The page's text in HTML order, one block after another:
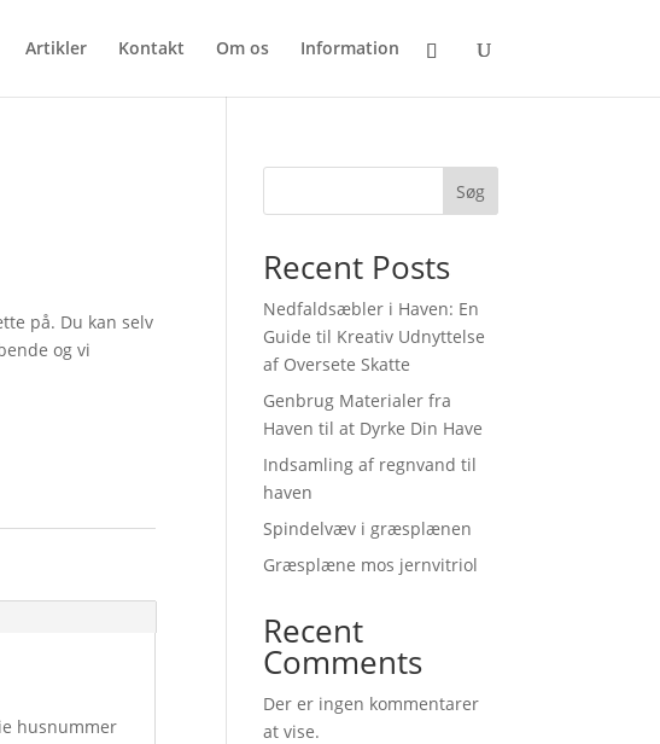
Artikler Kontakt Om os Information
på. Du kan selv
og vi
husnummer
Søg
Recent Posts
Nedfaldsæbler i Haven: En
Guide til Kreativ Udnyttelse
af Oversete Skatte
Genbrug Materialer fra
Haven til at Dyrke Din Have
Indsamling af regnvand til
haven
Spindelvæv i græsplænen
Græsplæne mos jernvitriol
Recent
Comments
Der er ingen kommentarer
at vise.